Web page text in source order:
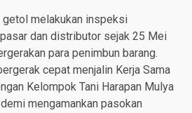
getol melakukan inspeksi
dan distributor sejak 25 Mei
para penimbun barang.
cepat menjalin Kerja Sama
Kelompok Tani Harapan Mulya
mengamankan pasokan